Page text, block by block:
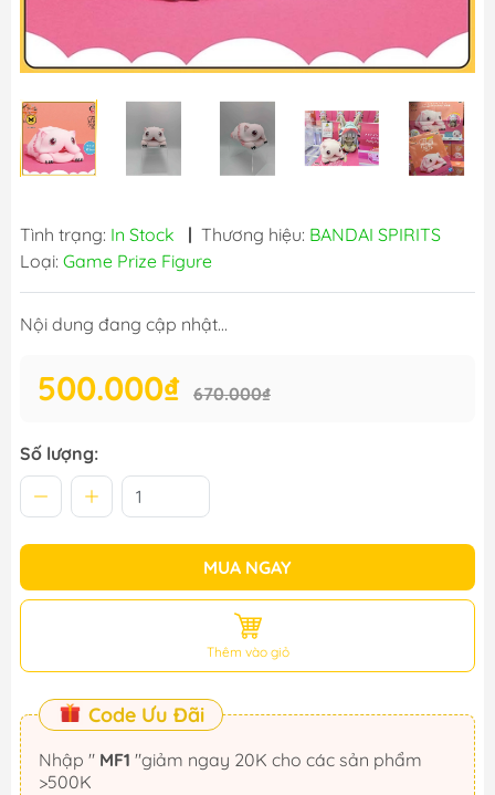
Tình trạng: In Stock | Thương hiệu: BANDAI SPIRITS
Loại: Game Prize Figure
Nội dung đang cập nhật...
500.000₫ 670.000₫
Số lượng:
MUA NGAY
Thêm vào giỏ
Code Ưu Đãi
Nhập " MF1
>500K